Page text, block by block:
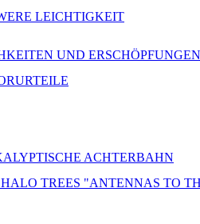
LEICHTIGKEIT
UND ERSCHÖPFUNGEN
ACHTERBAHN
TREES "ANTENNAS TO